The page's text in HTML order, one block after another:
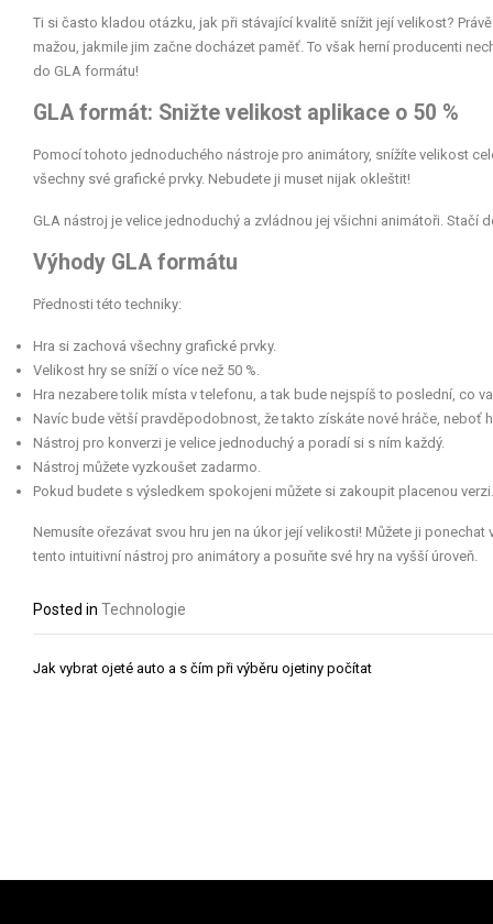
Ti si často kladou otázku, jak při stávající kvalitě snížit její velikost?
mažou, jakmile jim začne docházet paměť. To však herní producenti
do GLA formátu!
GLA formát: Snižte velikost aplikace o 50 %
Pomocí tohoto jednoduchého nástroje pro animátory, snížíte velikost
všechny své grafické prvky. Nebudete ji muset nijak okleštit!
GLA nástroj je velice jednoduchý a zvládnou jej všichni animátoři.
Výhody GLA formátu
Přednosti této techniky:
Hra si zachová všechny grafické prvky.
Velikost hry se sníží o více než 50 %.
Hra nezabere tolik místa v telefonu, a tak bude nejspíš to poslední, co
Navíc bude větší pravděpodobnost, že takto získáte nové hráče, neboť
Nástroj pro konverzi je velice jednoduchý a poradí si s ním každý.
Nástroj můžete vyzkoušet zadarmo.
Pokud budete s výsledkem spokojeni můžete si zakoupit placenou
Nemusíte ořezávat svou hru jen na úkor její velikosti! Můžete ji
tento intuitivní nástroj pro animátory a posuňte své hry na vyšší úroveň.
Posted in Technologie
Navigace
Jak vybrat ojeté auto a s čím při výběru ojetiny počítat